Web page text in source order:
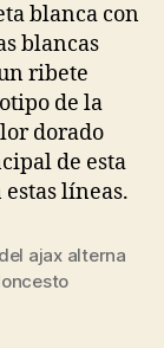
blanca con
blancas
ribete
de la
dorado
de esta
líneas.
ajax alterna